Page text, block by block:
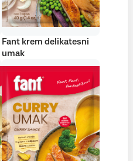
Fant krem delikatesni
umak